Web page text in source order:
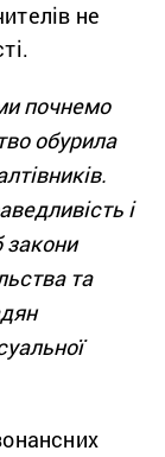
не
почнемо
обурила
і
та